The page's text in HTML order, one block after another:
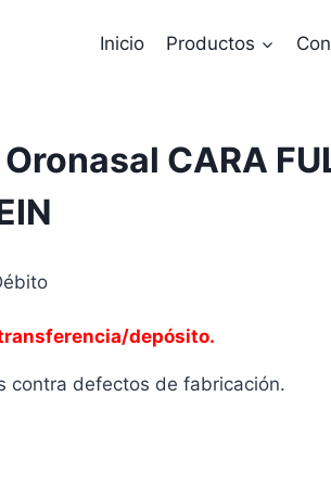
Inicio Productos
CARA
depósito.
contra defectos de fabricación.